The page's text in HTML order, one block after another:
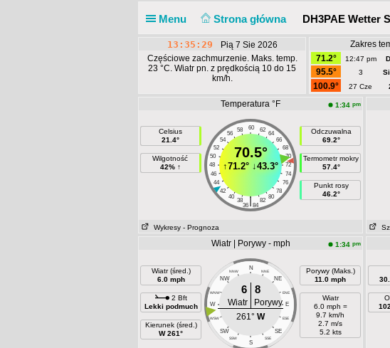
Menu Strona główna DH3PAE Wetter
13:35:30
Pią 7 Sie 2026
Częściowe zachmurzenie. Maks. temp.
23 °C. Wiatr pn. z prędkością 10 do 15
km/h.
Zakres
71.2°
12:47 pm
95.5°
3
100.9°
27 Cze
Temperatura °F
1:34 pm
Celsius
21.4°
Wilgotność
42% ↑
60
58 62
56
64
54
66
52
68
50
70
48
72
46
74
44
76
42
78
40
80
38 82
|
36 84
70.5°
↑71.2° ↓43.3°
Odczuwalna
69.2°
Termometr mokry
57.4°
Punkt rosy
46.2°
Wykresy - Prognoza
Wiatr | Porywy - mph 1:34 pm
Wiatr (śred.)
6.0 mph
2 Bft
Lekki podmuch
Kierunek (śred.)
W 261°
N
NNW NNE
NW NE
WNW ENE
W E
WSW ESE
SW SE
SSW SSE
S
6 8
Wiatr
Porywy
261° W
Porywy (Maks.)
11.0 mph
Wiatr
6.0 mph =
9.7 km/h
2.7 m/s
5.2 kts